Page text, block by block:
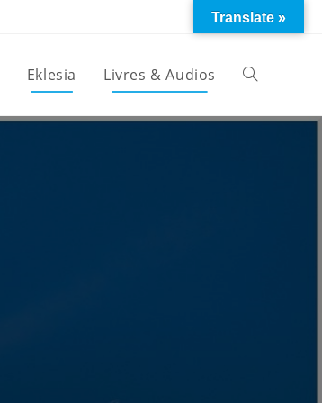
Eklesia Livres & Audios Toggle
Translate »